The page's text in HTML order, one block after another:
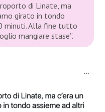
di Linate, ma
girato in tondo
minuti. Alla fine tutto
mangiare stase”.